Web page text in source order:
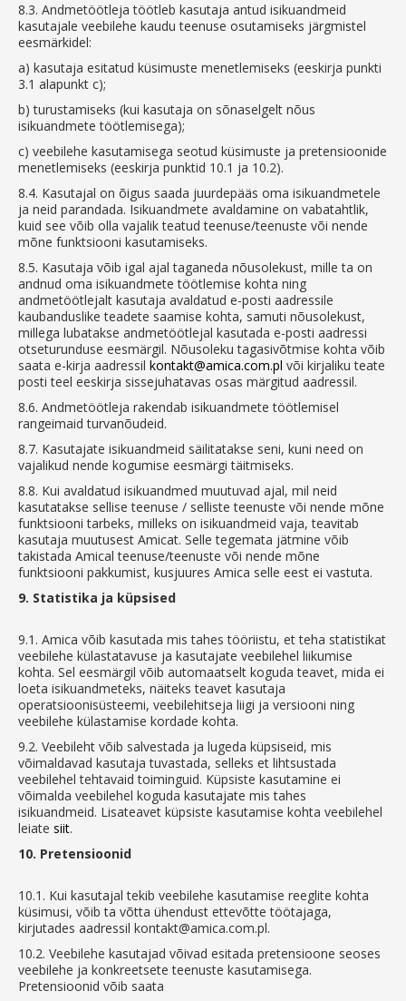
8.3. Andmetöötleja töötleb kasutaja antud isikuandmeid
kasutajale veebilehe kaudu teenuse osutamiseks järgmistel
eesmärkidel:
a) kasutaja esitatud küsimuste menetlemiseks (eeskirja punkti
3.1 alapunkt c);
b) turustamiseks (kui kasutaja on sõnaselgelt nõus
isikuandmete töötlemisega);
c) veebilehe kasutamisega seotud küsimuste ja pretensioonide
menetlemiseks (eeskirja punktid 10.1 ja 10.2).
8.4. Kasutajal on õigus saada juurdepääs oma isikuandmetele
ja neid parandada. Isikuandmete avaldamine on vabatahtlik,
kuid see võib olla vajalik teatud teenuse/teenuste või nende
mõne funktsiooni kasutamiseks.
8.5. Kasutaja võib igal ajal taganeda nõusolekust, mille ta on
andnud oma isikuandmete töötlemise kohta ning
andmetöötlejalt kasutaja avaldatud e-posti aadressile
kaubanduslike teadete saamise kohta, samuti nõusolekust,
millega lubatakse andmetöötlejal kasutada e-posti aadressi
otseturunduse eesmärgil. Nõusoleku tagasivõtmise kohta võib
saata e-kirja aadressil kontakt@amica.com.pl või kirjaliku teate
posti teel eeskirja sissejuhatavas osas märgitud aadressil.
8.6. Andmetöötleja rakendab isikuandmete töötlemisel
rangeimaid turvanõudeid.
8.7. Kasutajate isikuandmeid säilitatakse seni, kuni need on
vajalikud nende kogumise eesmärgi täitmiseks.
8.8. Kui avaldatud isikuandmed muutuvad ajal, mil neid
kasutatakse sellise teenuse / selliste teenuste või nende mõne
funktsiooni tarbeks, milleks on isikuandmeid vaja, teavitab
kasutaja muutusest Amicat. Selle tegemata jätmine võib
takistada Amical teenuse/teenuste või nende mõne
funktsiooni pakkumist, kusjuures Amica selle eest ei vastuta.
9. Statistika ja küpsised
9.1. Amica võib kasutada mis tahes tööriistu, et teha statistikat
veebilehe külastatavuse ja kasutajate veebilehel liikumise
kohta. Sel eesmärgil võib automaatselt koguda teavet, mida ei
loeta isikuandmeteks, näiteks teavet kasutaja
operatsioonisüsteemi, veebilehitseja liigi ja versiooni ning
veebilehe külastamise kordade kohta.
9.2. Veebileht võib salvestada ja lugeda küpsiseid, mis
võimaldavad kasutaja tuvastada, selleks et lihtsustada
veebilehel tehtavaid toiminguid. Küpsiste kasutamine ei
võimalda veebilehel koguda kasutajate mis tahes
isikuandmeid. Lisateavet küpsiste kasutamise kohta veebilehel
leiate siit.
10. Pretensioonid
10.1. Kui kasutajal tekib veebilehe kasutamise reeglite kohta
küsimusi, võib ta võtta ühendust ettevõtte töötajaga,
kirjutades aadressil kontakt@amica.com.pl.
10.2. Veebilehe kasutajad võivad esitada pretensioone seoses
veebilehe ja konkreetsete teenuste kasutamisega.
Pretensioonid võib saata